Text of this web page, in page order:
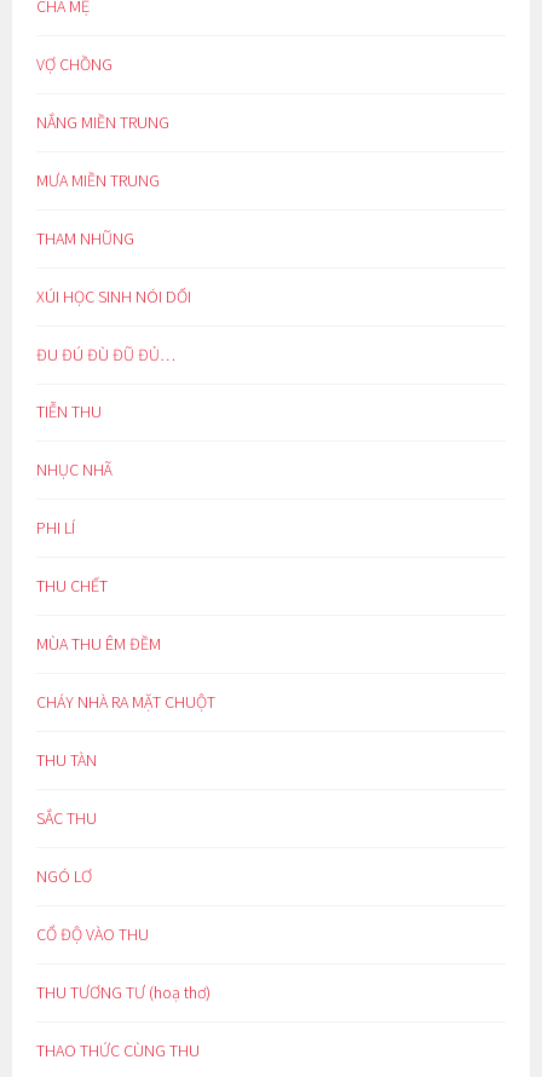
CHA MẸ
VỢ CHỒNG
NẮNG MIỀN TRUNG
MƯA MIỀN TRUNG
THAM NHŨNG
XÚI HỌC SINH NÓI DỐI
ĐU ĐÚ ĐÙ ĐŨ ĐỦ…
TIỄN THU
NHỤC NHÃ
PHI LÍ
THU CHẾT
MÙA THU ÊM ĐỀM
CHÁY NHÀ RA MẶT CHUỘT
THU TÀN
SẮC THU
NGÓ LƠ
CỔ ĐỘ VÀO THU
THU TƯƠNG TƯ (hoạ thơ)
THAO THỨC CÙNG THU